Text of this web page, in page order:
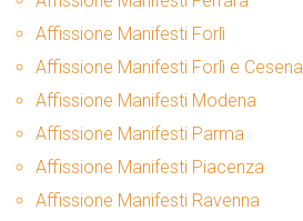
Affissione Manifesti Forlì
Affissione Manifesti Forlì e Cesena
Affissione Manifesti Modena
Affissione Manifesti Parma
Affissione Manifesti Piacenza
Affissione Manifesti Ravenna